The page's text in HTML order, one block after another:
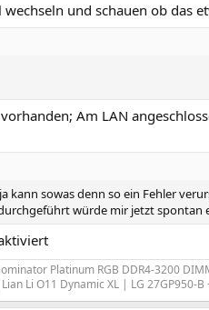
und schauen ob das
Am LAN
kann sowas denn so ein Fehler
würde mir jetzt spontan
Platinum RGB DDR4-3200
Li O11 Dynamic XL | LG 27GP950-B